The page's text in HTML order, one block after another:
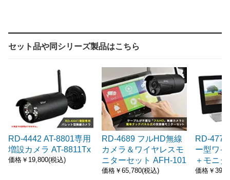
セット品や同シリーズ製品はこちら
RD-4442 AT-8801専用
増設カメラ AT-8811Tx
価格￥19,800(税込)
RD-4689 フルHD無線
カメラ＆ワイヤレスモ
ニターセット AFH-101
価格￥65,780(税込)
RD-
ー型ワ
＋モニ
R-101
価格￥